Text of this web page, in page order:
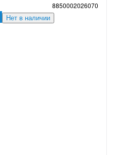
8850002026070
Нет в наличии